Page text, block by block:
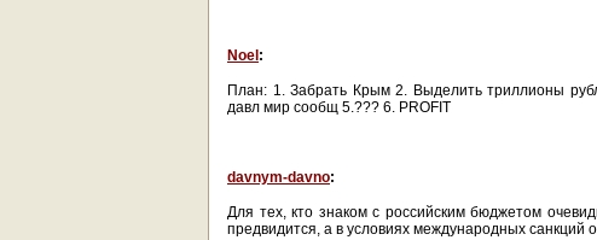
Noel :
План: 1. Забрать Крым 2. Выделить триллионы
давл мир сообщ 5.??? 6. PROFIT
davnym-davno:
Для тех, кто знаком с российским бюджетом
предвидится, а в условиях международных санкций